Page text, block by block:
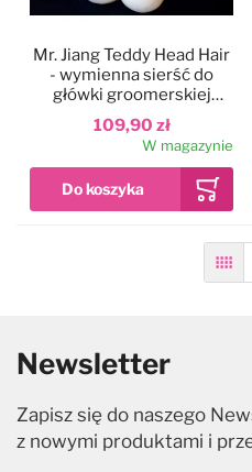
109,90 zł
Mr. Jiang Teddy Head Hair
- wymienna sierść do
główki groomerskiej
Teddy, beżowa z białym
pyszczkiem
W magazynie
Newsletter
Zapisz się do naszego
z nowymi produktami i